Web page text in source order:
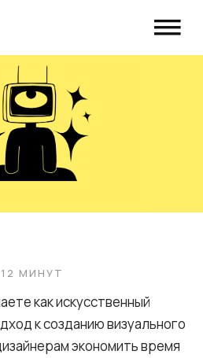
МИНУТ
как искусственный
к созданию визуального
экономить время